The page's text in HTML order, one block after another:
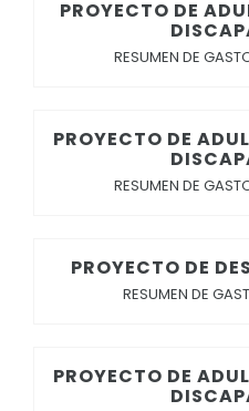
PROYECTO DE
RESUMEN DE
PROYECTO DE
RESUMEN DE
PROYECTO DE
RESUMEN DE
PROYECTO DE